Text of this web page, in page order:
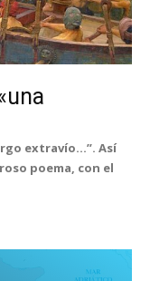
extravío…”. Así
poema, con el